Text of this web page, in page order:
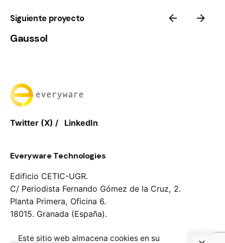
Siguiente proyecto
Gaussol
Twitter (X) / LinkedIn
Everyware Technologies
Edificio CETIC-UGR.
C/ Periodista Fernando Gómez de la Cruz, 2.
Planta Primera, Oficina 6.
18015. Granada (España).
Este sitio web almacena cookies en su